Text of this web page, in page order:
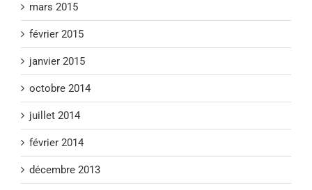
mars 2015
février 2015
janvier 2015
octobre 2014
juillet 2014
février 2014
décembre 2013